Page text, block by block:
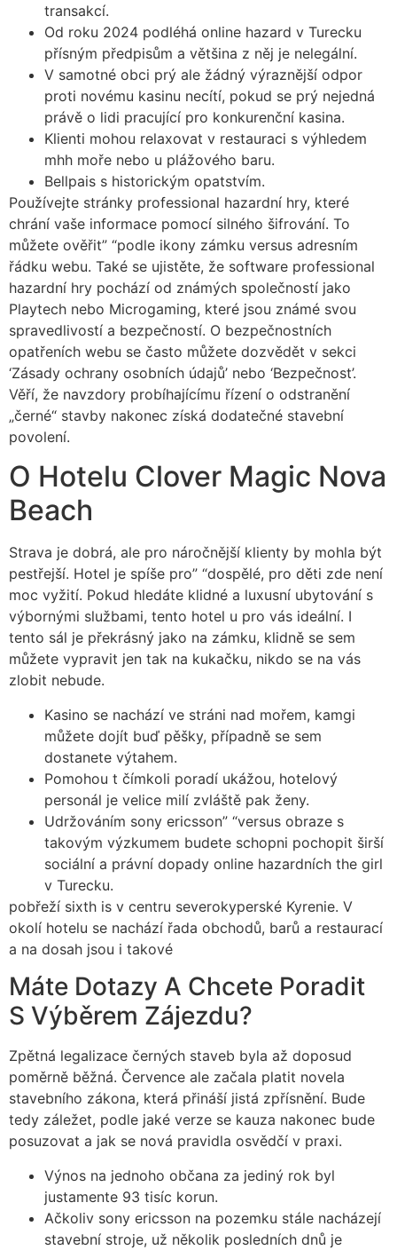
transakcí.
Od roku 2024 podléhá online hazard v Turecku
přísným předpisům a většina z něj je nelegální.
V samotné obci prý ale žádný výraznější odpor
proti novému kasinu necítí, pokud se prý nejedná
právě o lidi pracující pro konkurenční kasina.
Klienti mohou relaxovat v restauraci s výhledem
mhh moře nebo u plážového baru.
Bellpais s historickým opatstvím.
Používejte stránky professional hazardní hry, které
chrání vaše informace pomocí silného šifrování. To
můžete ověřit” “podle ikony zámku versus adresním
řádku webu. Také se ujistěte, že software professional
hazardní hry pochází od známých společností jako
Playtech nebo Microgaming, které jsou známé svou
spravedlivostí a bezpečností. O bezpečnostních
opatřeních webu se často můžete dozvědět v sekci
‘Zásady ochrany osobních údajů’ nebo ‘Bezpečnost’.
Věří, že navzdory probíhajícímu řízení o odstranění
„černé“ stavby nakonec získá dodatečné stavební
povolení.
O Hotelu Clover Magic Nova
Beach
Strava je dobrá, ale pro náročnější klienty by mohla být
pestřejší. Hotel je spíše pro” “dospělé, pro děti zde není
moc vyžití. Pokud hledáte klidné a luxusní ubytování s
výbornými službami, tento hotel u pro vás ideální. I
tento sál je překrásný jako na zámku, klidně se sem
můžete vypravit jen tak na kukačku, nikdo se na vás
zlobit nebude.
Kasino se nachází ve stráni nad mořem, kamgi
můžete dojít buď pěšky, případně se sem
dostanete výtahem.
Pomohou t čímkoli poradí ukážou, hotelový
personál je velice milí zvláště pak ženy.
Udržováním sony ericsson” “versus obraze s
takovým výzkumem budete schopni pochopit širší
sociální a právní dopady online hazardních the girl
v Turecku.
pobřeží sixth is v centru severokyperské Kyrenie. V
okolí hotelu se nachází řada obchodů, barů a restaurací
a na dosah jsou i takové
Máte Dotazy A Chcete Poradit
S Výběrem Zájezdu?
Zpětná legalizace černých staveb byla až doposud
poměrně běžná. Července ale začala platit novela
stavebního zákona, která přináší jistá zpřísnění. Bude
tedy záležet, podle jaké verze se kauza nakonec bude
posuzovat a jak se nová pravidla osvědčí v praxi.
Výnos na jednoho občana za jediný rok byl
justamente 93 tisíc korun.
Ačkoliv sony ericsson na pozemku stále nacházejí
stavební stroje, už několik posledních dnů je